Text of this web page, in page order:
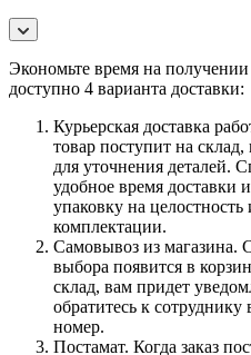
Экономьте время на
доступно 4 варианта доставки:
Курьерская доставка
товар поступит на склад,
для уточнения деталей.
удобное время доставки
упаковку на целостность
комплектации.
Самовывоз из магазина.
выбора появится в
склад, вам придет
обратитесь к сотруднику
номер.
Постамат. Когда заказ